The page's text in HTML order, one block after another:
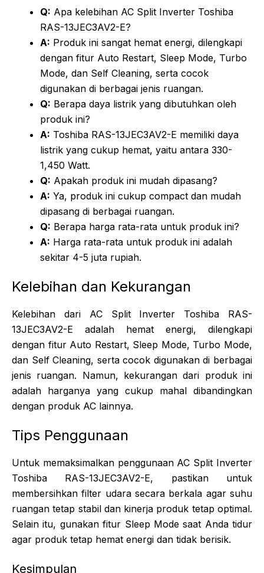
Q: Apa kelebihan AC Split Inverter Toshiba
RAS-13JEC3AV2-E?
A: Produk ini sangat hemat energi, dilengkapi
dengan fitur Auto Restart, Sleep Mode, Turbo
Mode, dan Self Cleaning, serta cocok
digunakan di berbagai jenis ruangan.
Q: Berapa daya listrik yang dibutuhkan oleh
produk ini?
A: Toshiba RAS-13JEC3AV2-E memiliki daya
listrik yang cukup hemat, yaitu antara 330-
1,450 Watt.
Q: Apakah produk ini mudah dipasang?
A: Ya, produk ini cukup compact dan mudah
dipasang di berbagai ruangan.
Q: Berapa harga rata-rata untuk produk ini?
A: Harga rata-rata untuk produk ini adalah
sekitar 4-5 juta rupiah.
Kelebihan dan Kekurangan
Kelebihan dari AC Split Inverter Toshiba RAS-
13JEC3AV2-E adalah hemat energi, dilengkapi
dengan fitur Auto Restart, Sleep Mode, Turbo Mode,
dan Self Cleaning, serta cocok digunakan di berbagai
jenis ruangan. Namun, kekurangan dari produk ini
adalah harganya yang cukup mahal dibandingkan
dengan produk AC lainnya.
Tips Penggunaan
Untuk memaksimalkan penggunaan AC Split Inverter
Toshiba RAS-13JEC3AV2-E, pastikan untuk
membersihkan filter udara secara berkala agar suhu
ruangan tetap stabil dan kinerja produk tetap optimal.
Selain itu, gunakan fitur Sleep Mode saat Anda tidur
agar produk tetap hemat energi dan tidak berisik.
Kesimpulan